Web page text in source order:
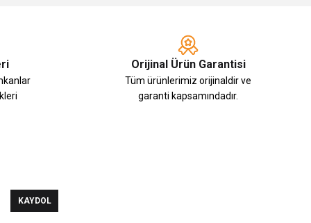
Orijinal Ürün Garantisi
Tüm ürünlerimiz orijinaldir ve
garanti kapsamındadır.
KAYDOL